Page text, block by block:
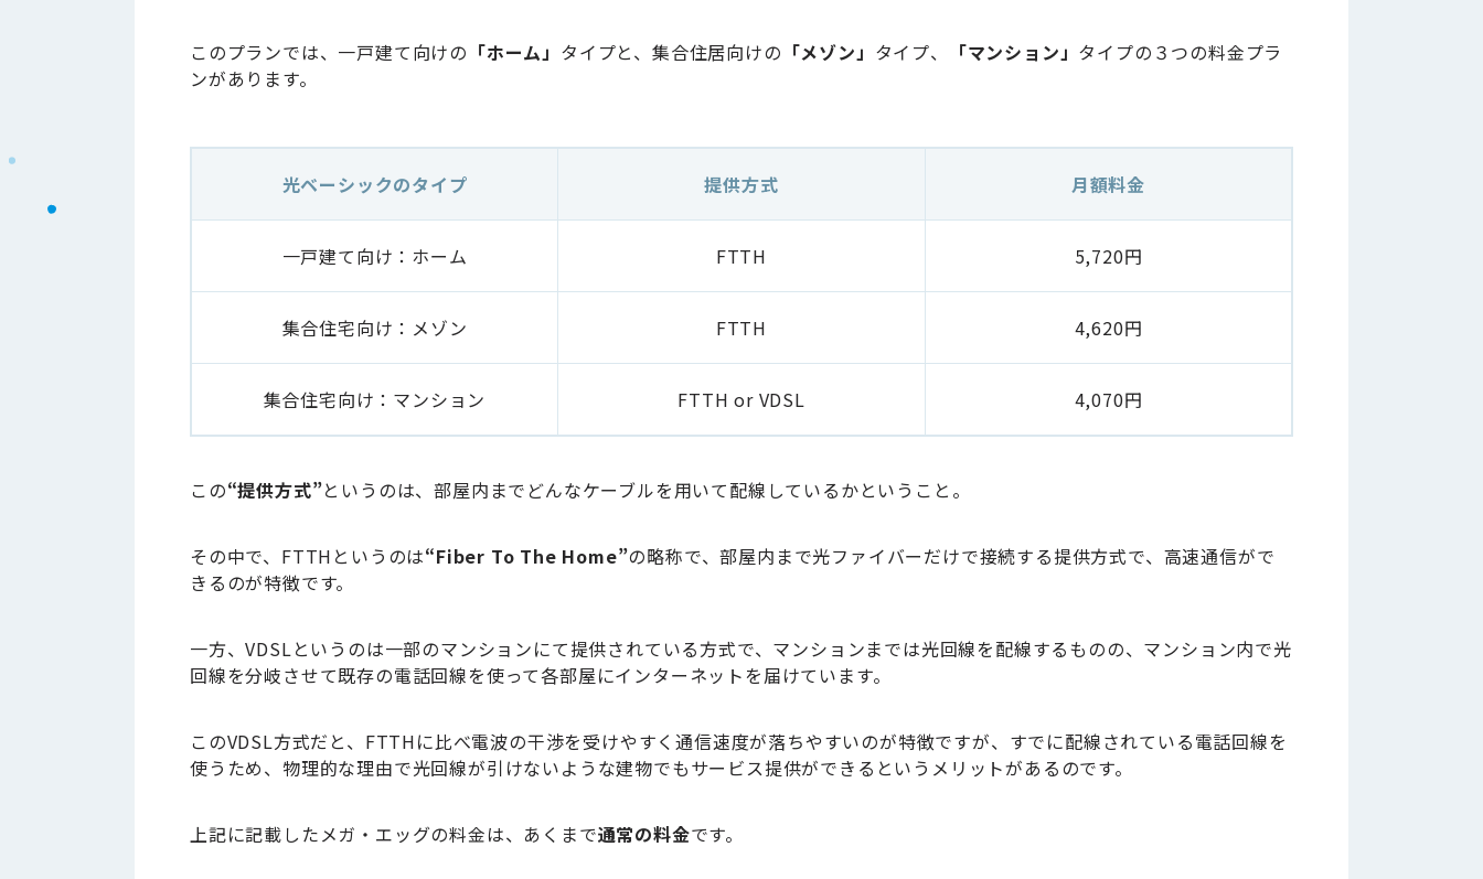
このプランでは、一戸建て向けの 「ホーム」 タイプと、集合住居向けの 「メゾン」 タイプ、 「マンション」 タイプの３つの料金プラ
ンがあります。
光ベーシックのタイプ 提供方式 月額料金
一戸建て向け：ホーム FTTH 5,720円
集合住宅向け：メゾン FTTH 4,620円
集合住宅向け：マンション FTTH or VDSL 4,070円
この“提供方式”というのは、部屋内までどんなケーブルを用いて配線しているかということ。
その中で、FTTHというのは“Fiber To The Home”の略称で、部屋内まで光ファイバーだけで接続する提供方式で、高速通信がで
きるのが特徴です。
一方、VDSLというのは一部のマンションにて提供されている方式で、マンションまでは光回線を配線するものの、マンション内で光
回線を分岐させて既存の電話回線を使って各部屋にインターネットを届けています。
このVDSL方式だと、FTTHに比べ電波の干渉を受けやすく通信速度が落ちやすいのが特徴ですが、すでに配線されている電話回線を
使うため、物理的な理由で光回線が引けないような建物でもサービス提供ができるというメリットがあるのです。
上記に記載したメガ・エッグの料金は、あくまで通常の料金です。